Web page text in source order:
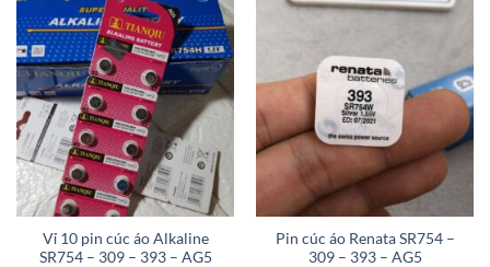
Vỉ 10 pin cúc áo Alkaline
SR754 – 309 – 393 – AG5
Pin cúc áo Renata SR754 –
309 – 393 – AG5